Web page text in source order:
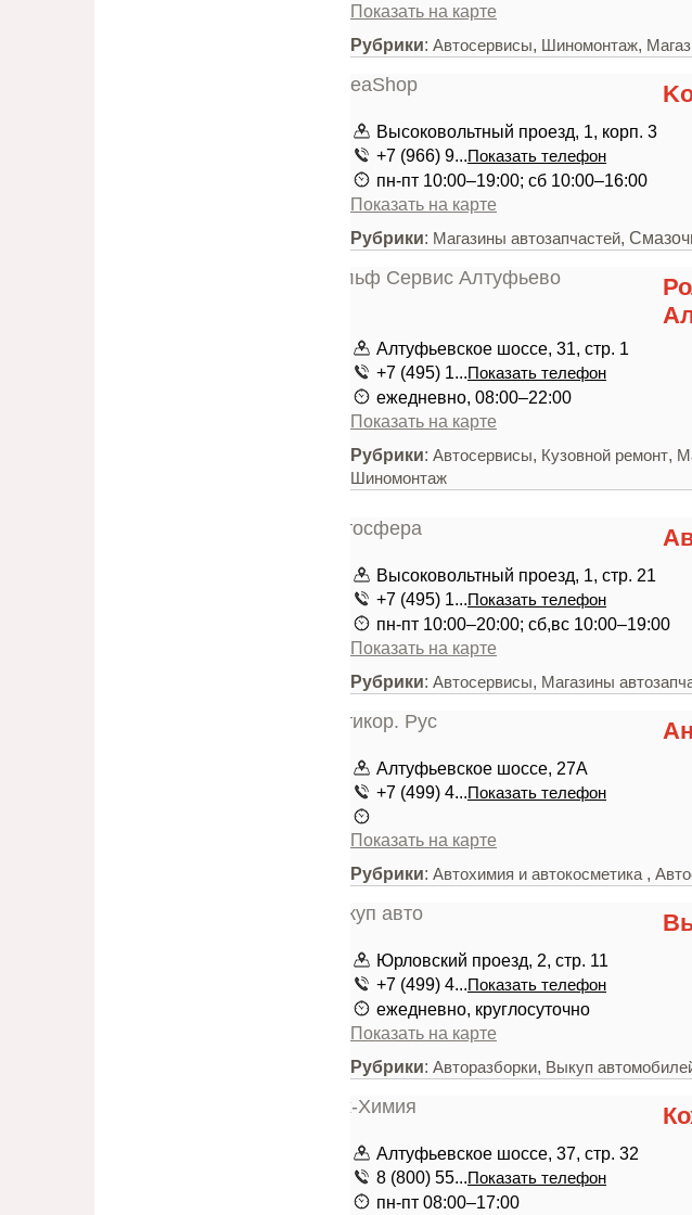
Показать на карте
Рубрики: Автосервисы, Шиномонтаж,
Высоковольтный проезд, 1, корп. 3
+7 (966) 9...Показать телефон
пн-пт 10:00–19:00; сб 10:00–16:00
Показать на карте
Рубрики: Магазины автозапчастей,
Алтуфьевское шоссе, 31, стр. 1
+7 (495) 1...Показать телефон
ежедневно, 08:00–22:00
Показать на карте
Рубрики: Автосервисы, Кузовной ремонт,
Шиномонтаж
Высоковольтный проезд, 1, стр. 21
+7 (495) 1...Показать телефон
пн-пт 10:00–20:00; сб,вс 10:00–19:00
Показать на карте
Рубрики: Автосервисы, Магазины
Алтуфьевское шоссе, 27А
+7 (499) 4...Показать телефон
Показать на карте
Рубрики: Автохимия и автокосметика ,
Юрловский проезд, 2, стр. 11
+7 (499) 4...Показать телефон
ежедневно, круглосуточно
Показать на карте
Рубрики: Авторазборки, Выкуп
Алтуфьевское шоссе, 37, стр. 32
8 (800) 55...Показать телефон
пн-пт 08:00–17:00